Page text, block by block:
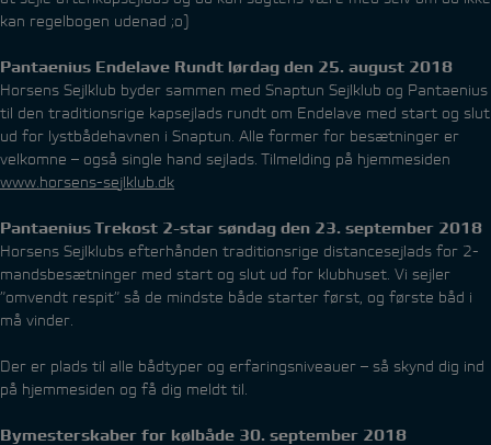
kan regelbogen udenad ;o)
Pantaenius Endelave Rundt lørdag den 25. august 2018
Horsens Sejlklub byder sammen med Snaptun Sejlklub og Pantaenius
til den traditionsrige kapsejlads rundt om Endelave med start og slut
ud for lystbådehavnen i Snaptun. Alle former for besætninger er
velkomne – også single hand sejlads. Tilmelding på hjemmesiden
www.horsens-sejlklub.dk
Pantaenius Trekost 2-star søndag den 23. september 2018
Horsens Sejlklubs efterhånden traditionsrige distancesejlads for 2-
mandsbesætninger med start og slut ud for klubhuset. Vi sejler
”omvendt respit” så de mindste både starter først, og første båd i
må vinder.
Der er plads til alle bådtyper og erfaringsniveauer – så skynd dig ind
på hjemmesiden og få dig meldt til.
Bymesterskaber for kølbåde 30. september 2018